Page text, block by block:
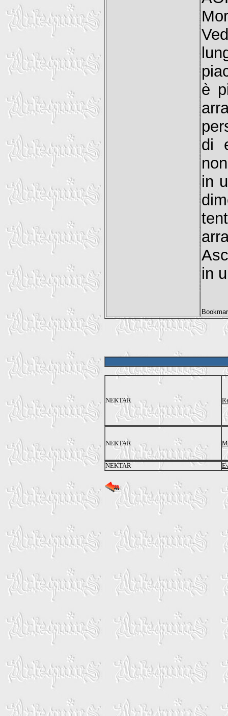
è
di
in
in
NEKTAR
NEKTAR
NEKTAR